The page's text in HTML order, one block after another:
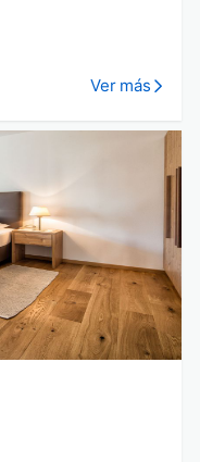
Ver más